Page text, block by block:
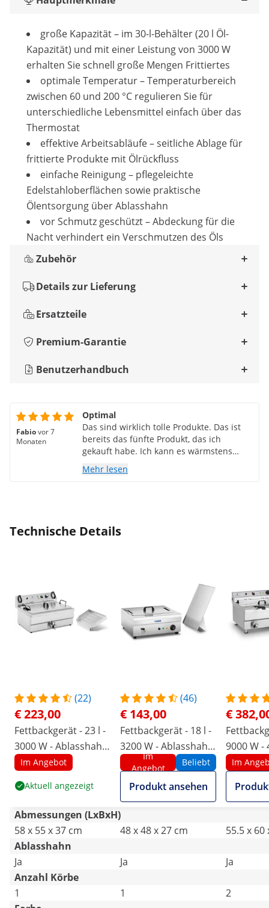
große Kapazität – im 30-l-Behälter (20 l Öl-
Kapazität) und mit einer Leistung von 3000 W
erhalten Sie schnell große Mengen Frittiertes
optimale Temperatur – Temperaturbereich
zwischen 60 und 200 °C regulieren Sie für
unterschiedliche Lebensmittel einfach über das
Thermostat
effektive Arbeitsabläufe – seitliche Ablage für
frittierte Produkte mit Ölrückfluss
einfache Reinigung – pflegeleichte
Edelstahloberflächen sowie praktische
Ölentsorgung über Ablasshahn
vor Schmutz geschützt – Abdeckung für die
Nacht verhindert ein Verschmutzen des Öls
Zubehör
Details zur Lieferung
Ersatzteile
Premium-Garantie
Benutzerhandbuch
Fabiovor 7
Monaten
Optimal
Das sind wirklich tolle Produkte. Das ist
bereits das fünfte Produkt, das ich
gekauft habe. Ich kann es wärmstens
empfehlen.
Mehr lesen
Technische Details
(22)
€ 223,00
Fettbackgerät - 23 l -
3000 W - Ablasshahn
- Royal Catering
Im Angebot
Aktuell angezeigt
(46)
€ 143,00
Fettbackgerät - 18 l -
3200 W - Ablasshahn
- Royal Catering
Im
Angebot
Beliebt
Produkt ansehen
€
9000 W -
- Royal
Im
Abmessungen (LxBxH)
58 x 55 x 37 cm
48 x 48 x 27 cm
55.5 x 60
Ablasshahn
Ja
Ja
Ja
Anzahl Körbe
1
1
2